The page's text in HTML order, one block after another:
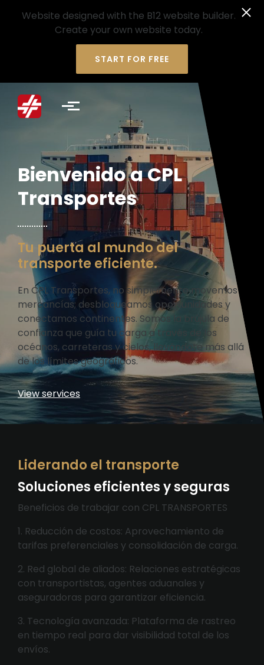
Skip to main content
Website designed with the B12 website builder.
Create your own website today.
START FOR FREE
Bienvenido a CPL
Transportes
Tu puerta al mundo del
transporte eficiente.
En CPL Transportes, no simplemente movemos
mercancías; desbloqueamos oportunidades y
conectamos continentes. Somos la brújula de
confianza que guía tu carga a través de los
océanos, carreteras y cielos, llevándote más allá
de los límites geográficos.
View services
Liderando el transporte
Soluciones eficientes y seguras
Beneficios de trabajar con CPL TRANSPORTES
1. Reducción de costos: Aprovechamiento de
tarifas preferenciales y consolidación de carga.
2. Red global de aliados: Relaciones estratégicas
con transportistas, agentes aduanales y
aseguradoras para garantizar eficiencia.
3. Tecnología avanzada: Plataforma de rastreo
en tiempo real para dar visibilidad total de los
envíos.